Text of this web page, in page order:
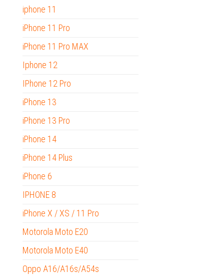
iphone 11
iPhone 11 Pro
iPhone 11 Pro MAX
Iphone 12
IPhone 12 Pro
iPhone 13
iPhone 13 Pro
iPhone 14
iPhone 14 Plus
iPhone 6
IPHONE 8
iPhone X / XS / 11 Pro
Motorola Moto E20
Motorola Moto E40
Oppo A16/A16s/A54s